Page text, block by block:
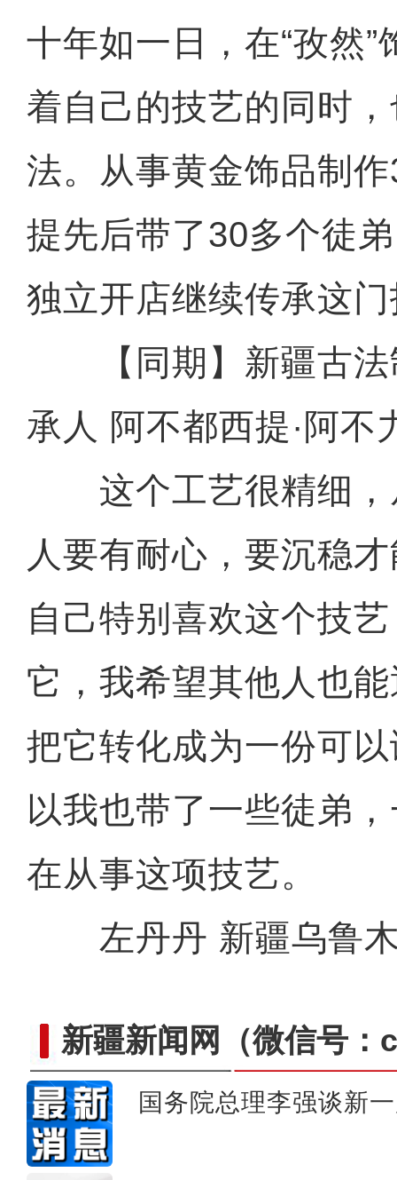
十年如一日，在“孜然
着自己的技艺的同时
法。从事黄金饰品制
提先后带了30多个徒
独立开店继续传承这
【同期】新疆古法
承人 阿不都西提·阿不
这个工艺很精细，
人要有耐心，要沉稳
自己特别喜欢这个技
它，我希望其他人也
把它转化成为一份可
以我也带了一些徒弟
在从事这项技艺。
左丹丹 新疆乌鲁木
新疆新闻网 （微信号
国务院总理李强谈新